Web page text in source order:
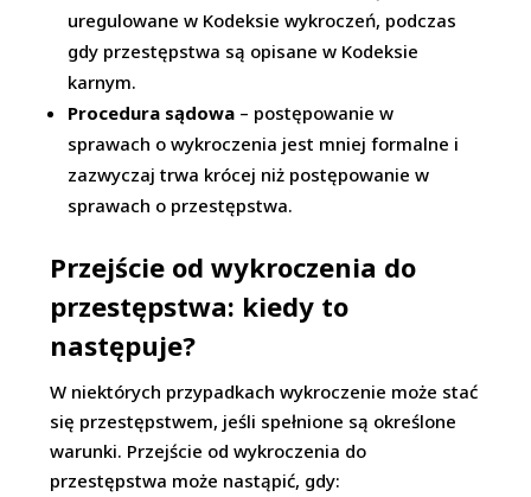
uregulowane w Kodeksie wykroczeń, podczas
gdy przestępstwa są opisane w Kodeksie
karnym.
Procedura sądowa – postępowanie w
sprawach o wykroczenia jest mniej formalne i
zazwyczaj trwa krócej niż postępowanie w
sprawach o przestępstwa.
Przejście od wykroczenia do
przestępstwa: kiedy to
następuje?
W niektórych przypadkach wykroczenie może stać
się przestępstwem, jeśli spełnione są określone
warunki. Przejście od wykroczenia do
przestępstwa może nastąpić, gdy: